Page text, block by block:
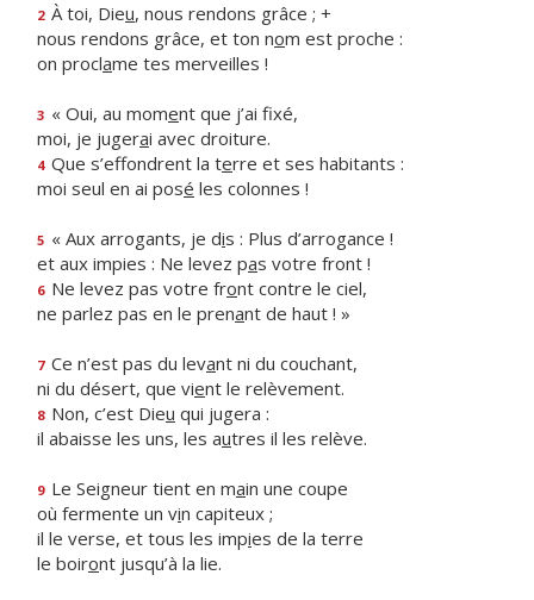
2 À toi, Dieu, nous rendons grâce ; +
nous rendons grâce, et ton nom est proche :
on proclame tes merveilles !
3 « Oui, au moment que j’ai fixé,
moi, je jugerai avec droiture.
4 Que s’effondrent la terre et ses habitants :
moi seul en ai posé les colonnes !
5 « Aux arrogants, je dis : Plus d’arrogance !
et aux impies : Ne levez pas votre front !
6 Ne levez pas votre front contre le ciel,
ne parlez pas en le prenant de haut ! »
7 Ce n’est pas du levant ni du couchant,
ni du désert, que vient le relèvement.
8 Non, c’est Dieu qui jugera :
il abaisse les uns, les autres il les relève.
9 Le Seigneur tient en main une coupe
où fermente un vin capiteux ;
il le verse, et tous les impies de la terre
le boiront jusqu’à la lie.